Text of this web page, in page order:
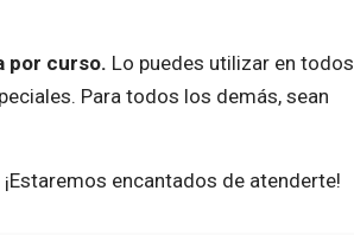
por curso. Lo puedes utilizar en todos
Para todos los demás, sean
encantados de atenderte!